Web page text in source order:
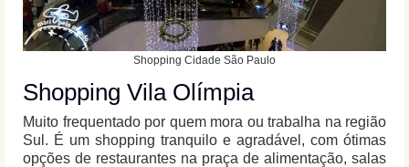
Shopping Cidade São Paulo
Shopping Vila Olímpia
Muito frequentado por quem mora ou trabalha na região
Sul. É um shopping tranquilo e agradável, com ótimas
opções de restaurantes na praça de alimentação, salas